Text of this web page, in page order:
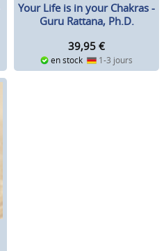
Your Life is in your Chakras -
Guru Rattana, Ph.D.
39,95 €
en stock 1-3 jours